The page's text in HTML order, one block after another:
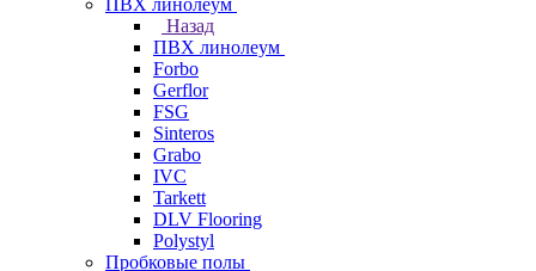
ПВХ линолеум
Назад
ПВХ линолеум
Forbo
Gerflor
FSG
Sinteros
Grabo
IVC
Tarkett
DLV Flooring
Polystyl
Пробковые полы